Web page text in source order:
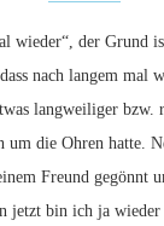
wieder“, der Grund
nach langem
langweiliger bzw.
die Ohren hatte.
Freund gegönnt
bin ich ja